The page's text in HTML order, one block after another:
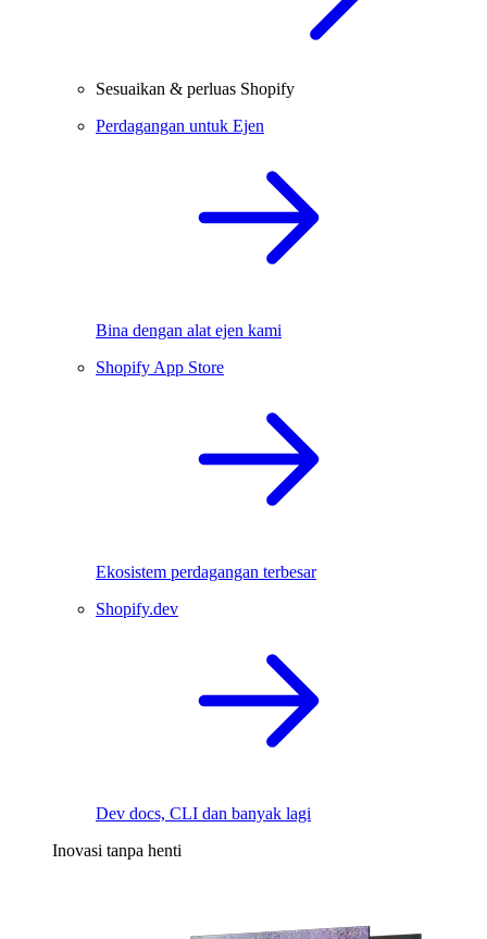
Sesuaikan & perluas Shopify
Perdagangan untuk Ejen
Bina dengan alat ejen kami
Shopify App Store
Ekosistem perdagangan terbesar
Shopify.dev
Dev docs, CLI dan banyak lagi
Inovasi tanpa henti